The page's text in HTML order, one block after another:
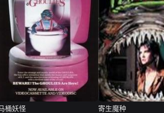
桶妖怪 寄生魔种